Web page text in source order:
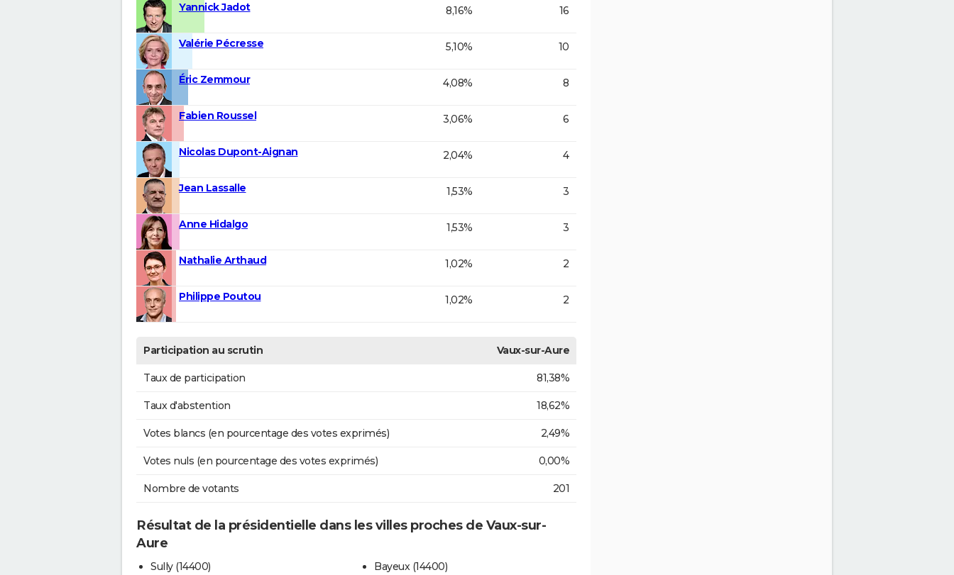
Yannick Jadot 8,16% 16
Valérie Pécresse 5,10% 10
Éric Zemmour 4,08% 8
Fabien Roussel 3,06% 6
Nicolas Dupont-Aignan 2,04% 4
Jean Lassalle 1,53% 3
Anne Hidalgo 1,53% 3
Nathalie Arthaud 1,02% 2
Philippe Poutou 1,02% 2
Participation au scrutin Vaux-sur-Aure
Taux de participation 81,38%
Taux d'abstention 18,62%
Votes blancs (en pourcentage des votes exprimés) 2,49%
Votes nuls (en pourcentage des votes exprimés) 0,00%
Nombre de votants 201
Résultat de la présidentielle dans les villes proches de Vaux-sur-
Aure
Sully (14400)
Bayeux (14400)